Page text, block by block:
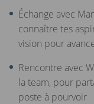
Échange avec
connaître tes
vision pour
Rencontre avec
la team, pour
poste à pourvoir